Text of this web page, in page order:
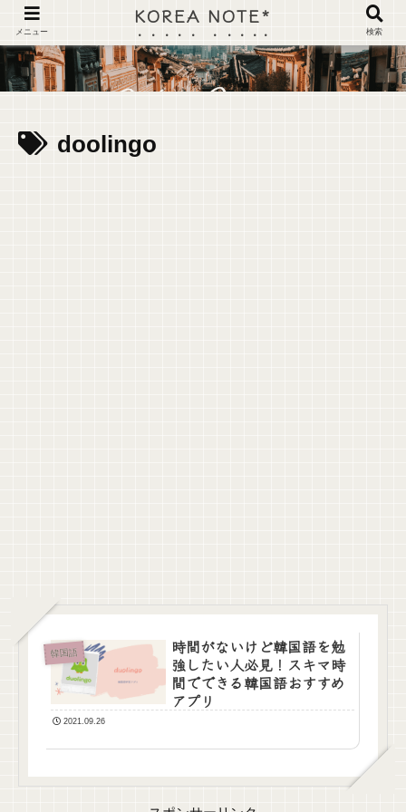
doolingo
韓国語
時間がないけど韓国語を勉
強したい人必見！スキマ時
間でできる韓国語おすすめ
アプリ
2021.09.26
メニュー
KOREA NOTE*
検索